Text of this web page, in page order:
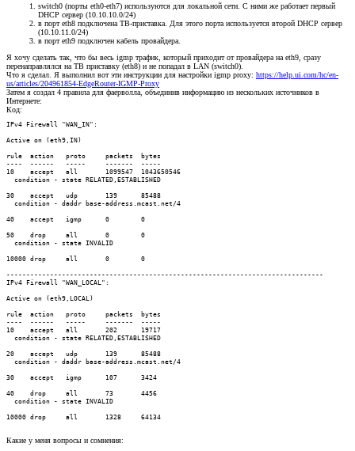
switch0 (порты eth0-eth7) используются для локальной сети. С ними же работает первый
DHCP сервер (10.10.10.0/24)
в порт eth8 подключена ТВ-приставка. Для этого порта используется второй DHCP сервер
(10.10.11.0/24)
в порт eth9 подключен кабель провайдера.
Я хочу сделать так, что бы весь igmp трафик, который приходит от провайдера на eth9, сразу
перенаправлялся на ТВ приставку (eth8) и не попадал в LAN (switch0).
Что я сделал. Я выполнил вот эти инструкции для настройки igmp proxy: https://help.ui.com/hc/en-
us/articles/204961854-EdgeRouter-IGMP-Proxy
Затем я создал 4 правила для фаерволла, объединив информацию из нескольких источников в
Интернете:
Код:
IPv4 Firewall "WAN_IN":
Active on (eth9,IN)
rule  action   proto     packets  bytes
----  ------   -----     -------  -----
10    accept   all       1099547  1043650546
  condition - state RELATED,ESTABLISHED
30    accept   udp       139      85488
  condition - daddr base-address.mcast.net/4
40    accept   igmp      0        0
50    drop     all       0        0
  condition - state INVALID
10000 drop     all       0        0
--------------------------------------------------------------------------------
IPv4 Firewall "WAN_LOCAL":
Active on (eth9,LOCAL)
rule  action   proto     packets  bytes
----  ------   -----     -------  -----
10    accept   all       202      19717
  condition - state RELATED,ESTABLISHED
20    accept   udp       139      85488
  condition - daddr base-address.mcast.net/4
30    accept   igmp      107      3424
40    drop     all       73       4456
  condition - state INVALID
10000 drop     all       1328     64134
Какие у меня вопросы и сомнения: